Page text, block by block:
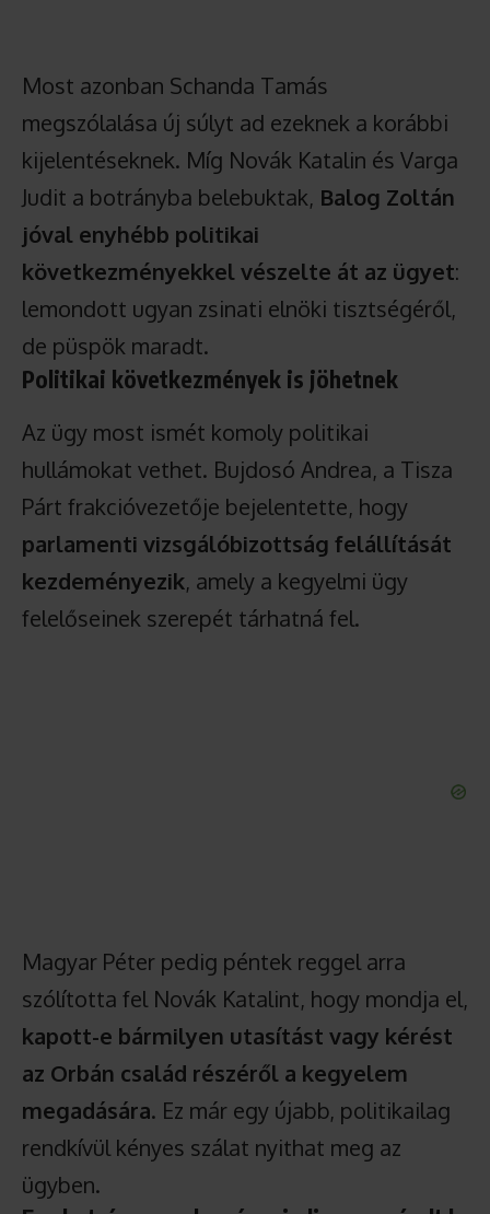
Most azonban Schanda Tamás
megszólalása új súlyt ad ezeknek a korábbi
kijelentéseknek. Míg Novák Katalin és Varga
Judit a botrányba belebuktak, Balog Zoltán
jóval enyhébb politikai
következményekkel vészelte át az ügyet:
lemondott ugyan zsinati elnöki tisztségéről,
de püspök maradt.
Politikai következmények is jöhetnek
Az ügy most ismét komoly politikai
hullámokat vethet. Bujdosó Andrea, a Tisza
Párt frakcióvezetője bejelentette, hogy
parlamenti vizsgálóbizottság felállítását
kezdeményezik, amely a kegyelmi ügy
felelőseinek szerepét tárhatná fel.
Magyar Péter pedig péntek reggel arra
szólította fel Novák Katalint, hogy mondja el,
kapott-e bármilyen utasítást vagy kérést
az Orbán család részéről a kegyelem
megadására. Ez már egy újabb, politikailag
rendkívül kényes szálat nyithat meg az
ügyben.